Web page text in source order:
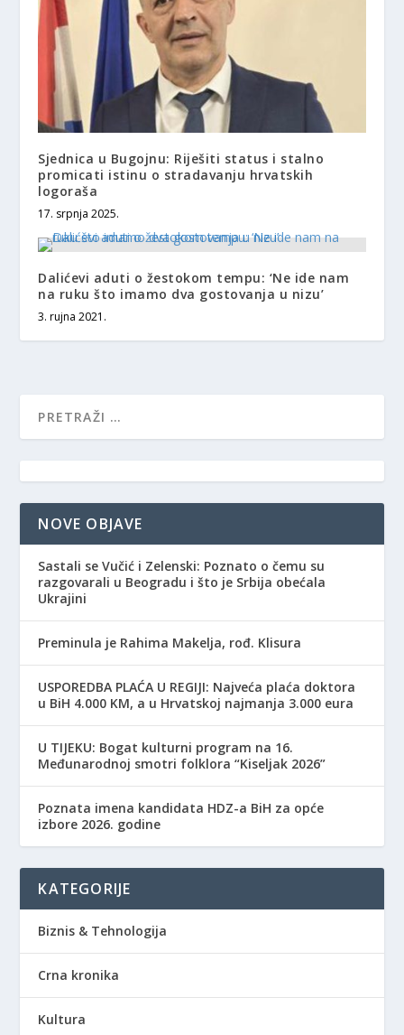
Sjednica u Bugojnu: Riješiti status i stalno
promicati istinu o stradavanju hrvatskih
logoraša
17. srpnja 2025.
Dalićevi aduti o žestokom tempu: ‘Ne ide nam
na ruku što imamo dva gostovanja u nizu’
3. rujna 2021.
NOVE OBJAVE
Sastali se Vučić i Zelenski: Poznato o čemu su
razgovarali u Beogradu i što je Srbija obećala
Ukrajini
Preminula je Rahima Makelja, rođ. Klisura
USPOREDBA PLAĆA U REGIJI: Najveća plaća doktora
u BiH 4.000 KM, a u Hrvatskoj najmanja 3.000 eura
​U TIJEKU: Bogat kulturni program na 16.
Međunarodnoj smotri folklora “Kiseljak 2026”
Poznata imena kandidata HDZ-a BiH za opće
izbore 2026. godine
KATEGORIJE
Biznis & Tehnologija
Crna kronika
Kultura